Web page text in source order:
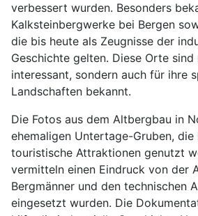
verbessert wurden. Besonders
Kalksteinbergwerke bei Bergen
die bis heute als Zeugnisse der
Geschichte gelten. Diese Orte
interessant, sondern auch für ihre
Landschaften bekannt.
Die Fotos aus dem Altbergbau in
ehemaligen Untertage-Gruben, die
touristische Attraktionen genutzt
vermitteln einen Eindruck von der
Bergmänner und den technischen
eingesetzt wurden. Die